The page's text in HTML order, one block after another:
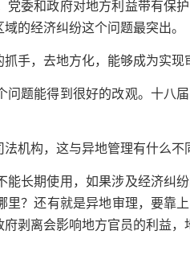
委和政府对地方利益带有保
的经济纠纷这个问题最突出。
手，去地方化，能够成为实现
题能得到很好的改观。十八
机构，这与异地管理有什么不
长期使用，如果涉及经济纠
？还有就是异地审理，要靠
剥离会影响地方官员的利益，